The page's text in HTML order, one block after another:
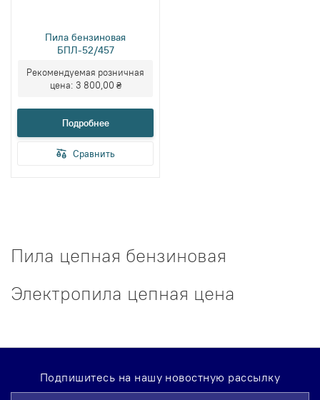
Пила бензиновая
БПЛ-52/457
Рекомендуемая розничная
цена: 3 800,00 ₴
Подробнее
Сравнить
Пила цепная бензиновая
Электропила цепная цена
Подпишитесь на нашу новостную рассылку